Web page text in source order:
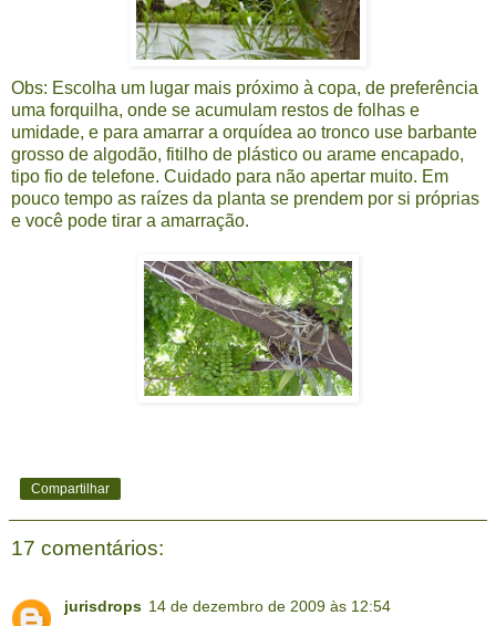
Obs: Escolha um lugar mais próximo à copa, de preferência
uma forquilha, onde se acumulam restos de folhas e
umidade, e para amarrar a orquídea ao tronco use barbante
grosso de algodão, fitilho de plástico ou arame encapado,
tipo fio de telefone. Cuidado para não apertar muito. Em
pouco tempo as raízes da planta se prendem por si próprias
e você pode tirar a amarração.
Compartilhar
17 comentários:
jurisdrops 14 de dezembro de 2009 às 12:54